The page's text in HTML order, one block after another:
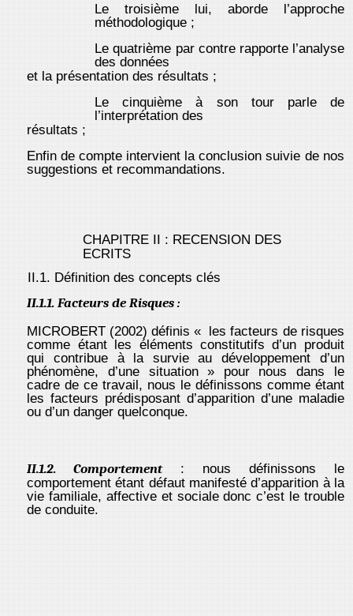
Le troisième lui, aborde l’approche
méthodologique ;
Le quatrième par contre rapporte l’analyse
des données
et la présentation des résultats ;
Le cinquième à son tour parle de
l’interprétation des
résultats ;
Enfin de compte intervient la conclusion suivie de nos
suggestions et recommandations.
CHAPITRE II : RECENSION DES
ECRITS
II.1. Définition des concepts clés
II.1.1. Facteurs de Risques :
MICROBERT (2002) définis « les facteurs de risques
comme étant les éléments constitutifs d’un produit
qui contribue à la survie au développement d’un
phénomène, d’une situation » pour nous dans le
cadre de ce travail, nous le définissons comme étant
les facteurs prédisposant d’apparition d’une maladie
ou d’un danger quelconque.
II.1.2. Comportement: nous définissons le
comportement étant défaut manifesté d’apparition à la
vie familiale, affective et sociale donc c’est le trouble
de conduite.